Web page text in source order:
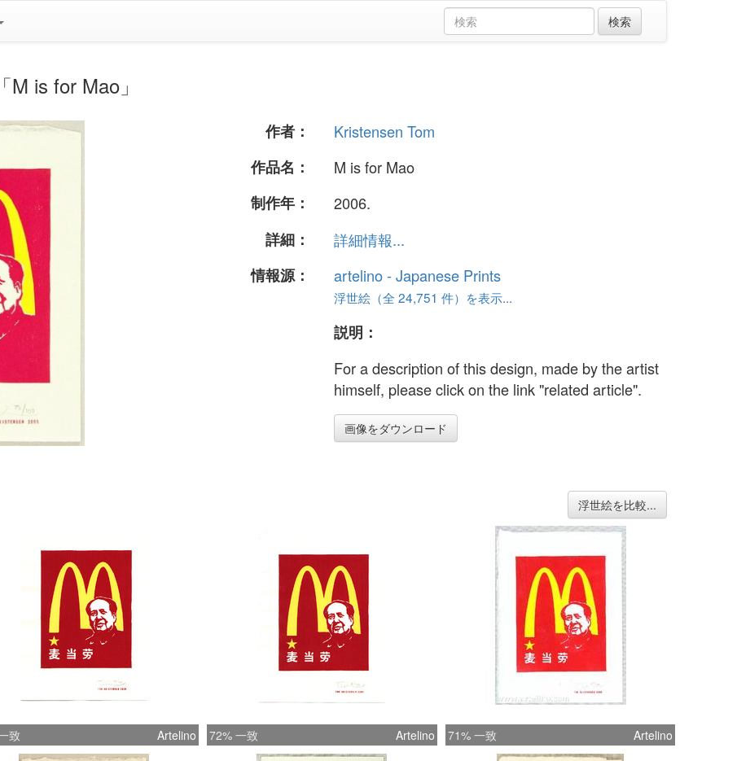
is for Mao」
作者：
Kristensen Tom
作品名：
M is for Mao
制作年：
2006.
詳細：
詳細情報...
情報源：
artelino - Japanese Prints
浮世絵（全 24,751 件）を表示...
説明：
For a description of this design, made by the artist
himself, please click on the link "related article".
画像をダウンロード
浮世絵を比較...
致 Artelino 72% 一致 Artelino 71% 一致 Artelino